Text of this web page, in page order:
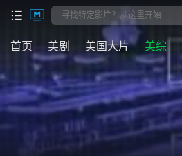
首页 美剧 美国大片 美综